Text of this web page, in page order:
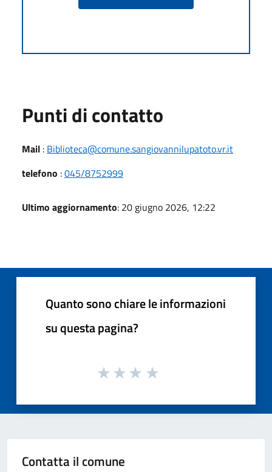
Punti di contatto
Mail : Biblioteca@comune.sangiovannilupatoto.vr.it
telefono :045/8752999
Ultimo aggiornamento: 20 giugno 2026, 12:22
Quanto sono chiare le informazioni
su questa pagina?
Contatta il comune